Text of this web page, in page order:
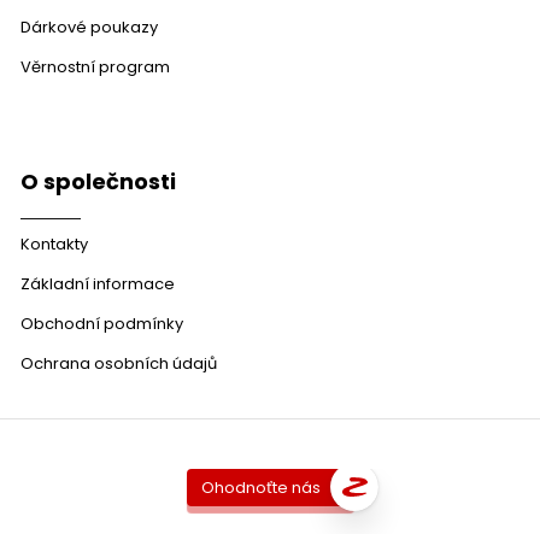
Dárkové poukazy
Věrnostní program
O společnosti
Kontakty
Základní informace
Obchodní podmínky
Ochrana osobních údajů
Ohodnoťte nás